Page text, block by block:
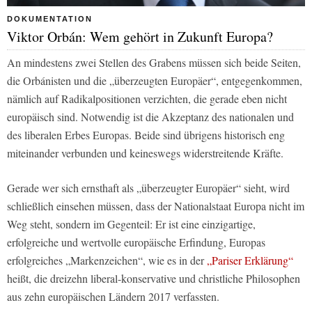
DOKUMENTATION
Viktor Orbán: Wem gehört in Zukunft Europa?
An mindestens zwei Stellen des Grabens müssen sich beide Seiten,
die Orbánisten und die „überzeugten Europäer“, entgegenkommen,
nämlich auf Radikalpositionen verzichten, die gerade eben nicht
europäisch sind. Notwendig ist die Akzeptanz des nationalen und
des liberalen Erbes Europas. Beide sind übrigens historisch eng
miteinander verbunden und keineswegs widerstreitende Kräfte.
Gerade wer sich ernsthaft als „überzeugter Europäer“ sieht, wird
schließlich einsehen müssen, dass der Nationalstaat Europa nicht im
Weg steht, sondern im Gegenteil: Er ist eine einzigartige,
erfolgreiche und wertvolle europäische Erfindung, Europas
erfolgreiches „Markenzeichen“, wie es in der„Pariser Erklärung“
heißt, die dreizehn liberal-konservative und christliche Philosophen
aus zehn europäischen Ländern 2017 verfassten.